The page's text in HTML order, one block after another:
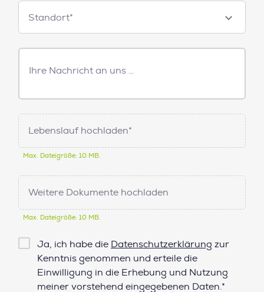
Standorte
Standort*
Freitext
Nachricht
Lebenslauf hochladen*
Max. Dateigröße: 10 MB.
Weitere Dokumente hochladen
Max. Dateigröße: 10 MB.
Checkbox
Datenschutz*
Ja, ich habe die Datenschutzerklärung zur
Kenntnis genommen und erteile die
Einwilligung in die Erhebung und Nutzung
meiner vorstehend eingegebenen Daten.*